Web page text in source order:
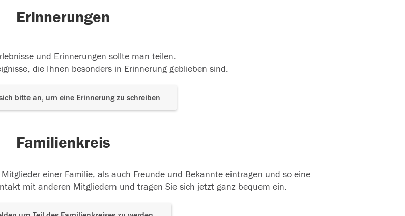
Erinnerungen
und Erinnerungen sollte man teilen.
die Ihnen besonders in Erinnerung geblieben sind.
bitte an, um eine Erinnerung zu schreiben
Familienkreis
einer Familie, als auch Freunde und Bekannte eintragen und so eine
mit anderen Mitgliedern und tragen Sie sich jetzt ganz bequem ein.